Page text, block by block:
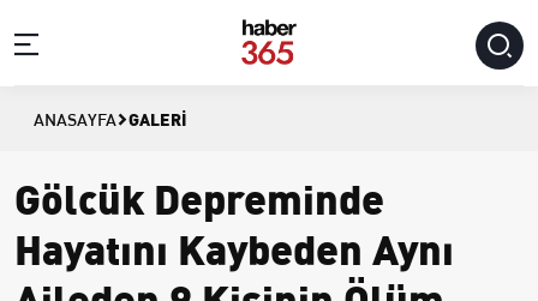
ANASAYFA GALERI
Gölcük Depreminde
Hayatını Kaybeden Aynı